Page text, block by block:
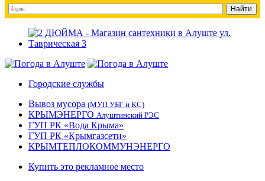
Городские службы
Вывоз мусора (МУП УБГ и КС)
КРЫМЭНЕРГО Алуштинский РЭС
ГУП РК «Вода Крыма»
ГУП РК «Крымгазсети»
КРЫМТЕПЛОКОММУНЭНЕРГО
Купить это рекламное место